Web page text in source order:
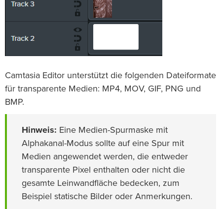
Camtasia Editor unterstützt die folgenden Dateiformate
für transparente Medien: MP4, MOV, GIF, PNG und
BMP.
Hinweis: Eine Medien-Spurmaske mit
Alphakanal-Modus sollte auf eine Spur mit
Medien angewendet werden, die entweder
transparente Pixel enthalten oder nicht die
gesamte Leinwandfläche bedecken, zum
Beispiel statische Bilder oder Anmerkungen.